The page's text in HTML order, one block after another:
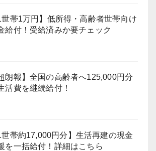
世帯1万円】低所得・高齢者世帯向け
給付！受給済みか要チェック
朗報】全国の高齢者へ125,000円分
活費を継続給付！
世帯約17,000円分】生活再建の現金
を一括給付！詳細はこちら